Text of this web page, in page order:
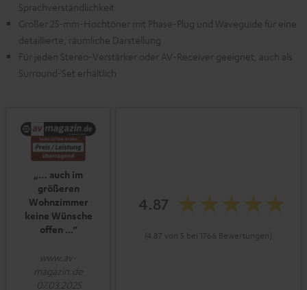
Sprachverständlichkeit
Großer 25-mm-Hochtöner mit Phase-Plug und Waveguide für eine
detaillierte, räumliche Darstellung
Für jeden Stereo-Verstärker oder AV-Receiver geeignet, auch als
Surround-Set erhältlich
„… auch im
größeren
Wohnzimmer
keine Wünsche
offen ...“
www.av-
magazin.de
07.03.2025
4.87
(4.87 von 5 bei 1766 Bewertungen)